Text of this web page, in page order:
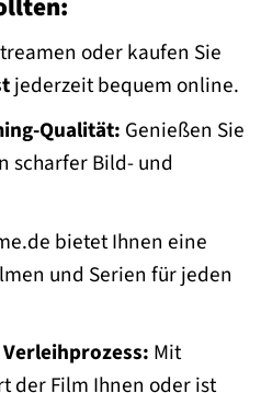
oder kaufen Sie
jederzeit bequem online.
Qualität: Genießen Sie
scharfer Bild- und
bietet Ihnen eine
und Serien für jeden
Mit
der Film Ihnen oder ist